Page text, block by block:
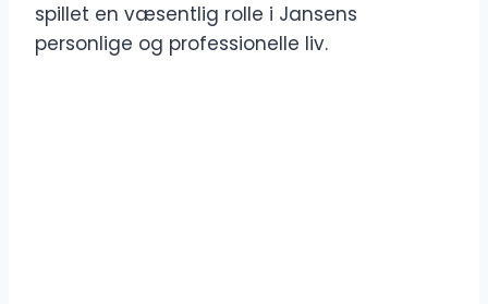
spillet en væsentlig rolle i Jansens
personlige og professionelle liv.